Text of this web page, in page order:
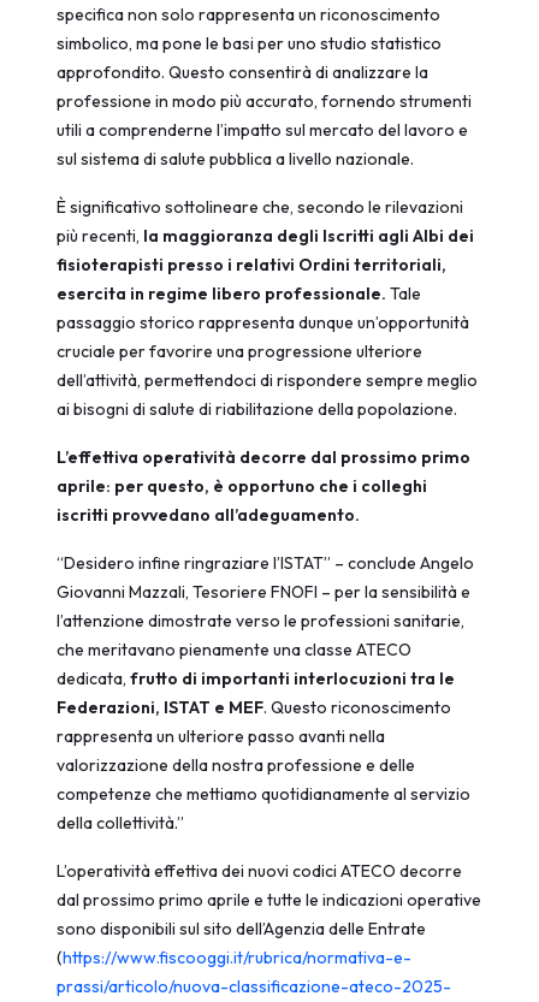
specifica non solo rappresenta un riconoscimento
simbolico, ma pone le basi per uno studio statistico
approfondito. Questo consentirà di analizzare la
professione in modo più accurato, fornendo strumenti
utili a comprenderne l’impatto sul mercato del lavoro e
sul sistema di salute pubblica a livello nazionale.
È significativo sottolineare che, secondo le rilevazioni
più recenti, la maggioranza degli Iscritti agli Albi dei
fisioterapisti presso i relativi Ordini territoriali,
esercita in regime libero professionale. Tale
passaggio storico rappresenta dunque un’opportunità
cruciale per favorire una progressione ulteriore
dell’attività, permettendoci di rispondere sempre meglio
ai bisogni di salute di riabilitazione della popolazione.
L’effettiva operatività decorre dal prossimo primo
aprile: per questo, è opportuno che i colleghi
iscritti provvedano all’adeguamento.
“Desidero infine ringraziare l’ISTAT” – conclude Angelo
Giovanni Mazzali, Tesoriere FNOFI – per la sensibilità e
l’attenzione dimostrate verso le professioni sanitarie,
che meritavano pienamente una classe ATECO
dedicata,frutto di importanti interlocuzioni tra le
Federazioni, ISTAT e MEF. Questo riconoscimento
rappresenta un ulteriore passo avanti nella
valorizzazione della nostra professione e delle
competenze che mettiamo quotidianamente al servizio
della collettività.”
L’operatività effettiva dei nuovi codici ATECO decorre
dal prossimo primo aprile e tutte le indicazioni operative
sono disponibili sul sito dell’Agenzia delle Entrate
(https://www.fiscooggi.it/rubrica/normativa-e-
prassi/articolo/nuova-classificazione-ateco-2025-